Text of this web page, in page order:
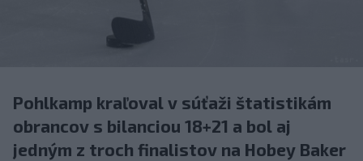
Pohlkamp kraľoval v súťaži štatistikám
obrancov s bilanciou 18+21 a bol aj
jedným z troch finalistov na Hobey Baker